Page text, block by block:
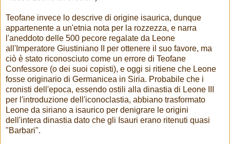
Teofane invece lo descrive di origine isaurica, dunque
appartenente a un'etnia nota per la rozzezza, e narra
l'aneddoto delle 500 pecore regalate da Leone
all'Imperatore Giustiniano II per ottenere il suo favore, ma
ciò è stato riconosciuto come un errore di Teofane
Confessore (o dei suoi copisti), e oggi si ritiene che Leone
fosse originario di Germanicea in Siria. Probabile che i
cronisti dell'epoca, essendo ostili alla dinastia di Leone III
per l'introduzione dell'iconoclastia, abbiano trasformato
Leone da siriano a isaurico per denigrare le origini
dell'intera dinastia dato che gli Isauri erano ritenuti quasi
"Barbari".